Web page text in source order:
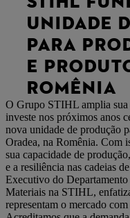
UNIDADE
PARA
E
ROMÊNIA
O Grupo STIHL amplia sua
investe nos próximos anos
nova unidade de produção
Oradea, na Romênia. Com
sua capacidade de
e a resiliência nas cadeias
Executivo do
Materiais na STIHL,
representam o mercado